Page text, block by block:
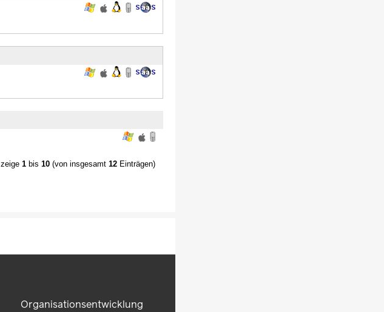
zeige 1bis 10(von insgesamt 12Einträgen)
Organisationsentwicklung